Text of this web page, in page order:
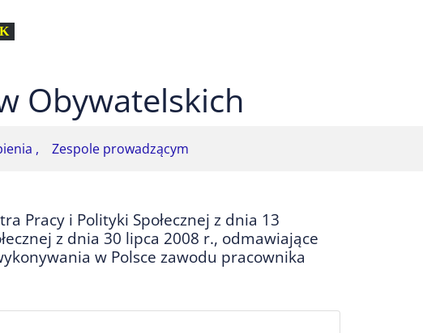
biały tekst na czarnym
czarny tekst na żółtym
Obywatelskich
, Zespole prowadzącym
Pracy i Polityki Społecznej z dnia 13
z dnia 30 lipca 2008 r., odmawiające
w Polsce zawodu pracownika